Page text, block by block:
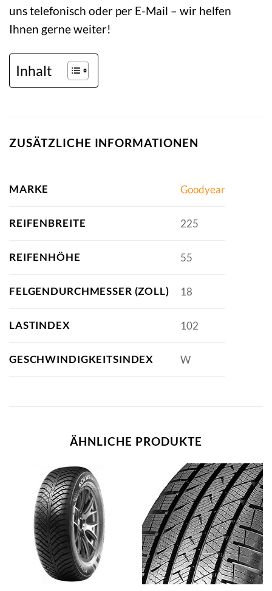
uns telefonisch oder per E-Mail – wir helfen
Ihnen gerne weiter!
Inhalt
ZUSÄTZLICHE INFORMATIONEN
MARKE Goodyear
REIFENBREITE 225
REIFENHÖHE 55
FELGENDURCHMESSER (ZOLL) 18
LASTINDEX 102
GESCHWINDIGKEITSINDEX W
ÄHNLICHE PRODUKTE